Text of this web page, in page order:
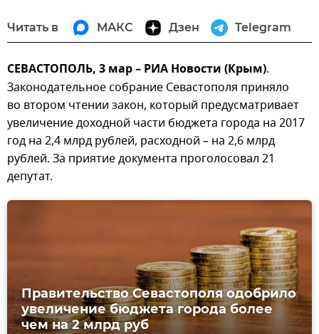
Читать в МАКС Дзен Telegram
СЕВАСТОПОЛЬ, 3 мар – РИА Новости (Крым).
Законодательное собрание Севастополя приняло
во втором чтении закон, который предусматривает
увеличение доходной части бюджета города на 2017
год на 2,4 млрд рублей, расходной – на 2,6 млрд
рублей. За приятие документа проголосовал 21
депутат.
Правительство Севастополя одобрило
увеличение бюджета города более
чем на 2 млрд руб